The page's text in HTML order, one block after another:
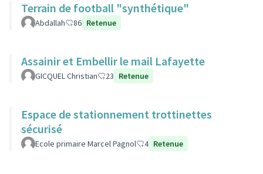
Terrain de football "synthétique"
Abdallah 86 Retenue
Assainir et Embellir le mail Lafayette
GICQUEL Christian 23 Retenue
Espace de stationnement trottinettes
sécurisé
Ecole primaire Marcel Pagnol 4 Retenue